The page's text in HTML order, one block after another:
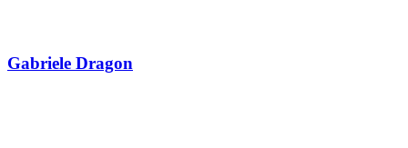
Gabriele Dragon